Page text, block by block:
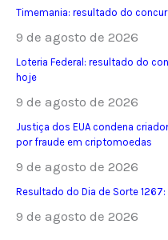
Timemania: resultado do
9 de agosto de 2026
Loteria Federal: resultado do
hoje
9 de agosto de 2026
Justiça dos EUA condena
por fraude em criptomoedas
9 de agosto de 2026
Resultado do Dia de Sorte
9 de agosto de 2026